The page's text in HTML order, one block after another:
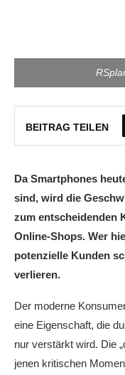
BEITRAG TEILEN
Da Smartphones
sind, wird die
zum entscheidenden
Online-Shops. Wer
potenzielle Kunden
verlieren.
Der moderne
eine Eigenschaft, die
nur verstärkt wird. Die
jenen kritischen